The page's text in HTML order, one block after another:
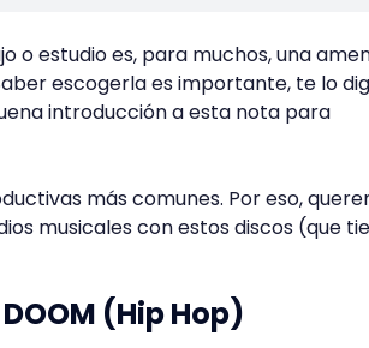
o estudio es, para muchos, una
escogerla es importante, te lo
introducción a esta nota para
más comunes. Por eso,
musicales con estos discos (que
(Hip Hop)